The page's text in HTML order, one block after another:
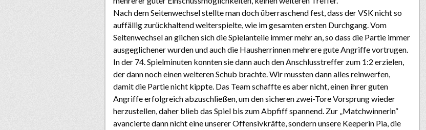
Nach dem Seitenwechsel stellte man doch überraschend fest, dass der VSK nicht so
auffällig zurückhaltend weiterspielte, wie im gesamten ersten Durchgang. Vom
Seitenwechsel an glichen sich die Spielanteile immer mehr an, so dass die Partie immer
ausgeglichener wurden und auch die Hausherrinnen mehrere gute Angriffe vortrugen.
In der 74. Spielminuten konnten sie dann auch den Anschlusstreffer zum 1:2 erzielen,
der dann noch einen weiteren Schub brachte. Wir mussten dann alles reinwerfen,
damit die Partie nicht kippte. Das Team schaffte es aber nicht, einen ihrer guten
Angriffe erfolgreich abzuschließen, um den sicheren zwei-Tore Vorsprung wieder
herzustellen, daher blieb das Spiel bis zum Abpfiff spannend. Zur „Matchwinnerin“
avancierte dann nicht eine unserer Offensivkräfte, sondern unsere Keeperin Pia, die